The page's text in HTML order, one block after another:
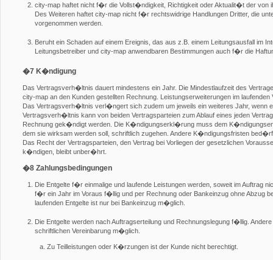
city-map haftet nicht f�r die Vollst�ndigkeit, Richtigkeit oder Aktualit�t der von
Des Weiteren haftet city-map nicht f�r rechtswidrige Handlungen Dritter, die
vorgenommen werden.
Beruht ein Schaden auf einem Ereignis, das aus z.B. einem Leitungsausfall im
Leitungsbetreiber und city-map anwendbaren Bestimmungen auch f�r die
�7 K�ndigung
Das Vertragsverh�ltnis dauert mindestens ein Jahr. Die Mindestlaufzeit des
city-map an den Kunden gestellten Rechnung. Leistungserweiterungen im
Das Vertragsverh�ltnis verl�ngert sich zudem um jeweils ein weiteres Jahr, wenn
Vertragsverh�ltnis kann von beiden Vertragsparteien zum Ablauf eines jeden
Rechnung gek�ndigt werden. Die K�ndigungserkl�rung muss dem
dem sie wirksam werden soll, schriftlich zugehen. Andere K�ndigungsfristen
Das Recht der Vertragsparteien, den Vertrag bei Vorliegen der gesetzlichen
k�ndigen, bleibt unber�hrt.
�8 Zahlungsbedingungen
Die Entgelte f�r einmalige und laufende Leistungen werden, soweit im Auftrag
f�r ein Jahr im Voraus f�llig und per Rechnung oder Bankeinzug ohne Abzug
laufenden Entgelte ist nur bei Bankeinzug m�glich.
Die Entgelte werden nach Auftragserteilung und Rechnungslegung f�llig.
schriftlichen Vereinbarung m�glich.
Zu Teilleistungen oder K�rzungen ist der Kunde nicht berechtigt.